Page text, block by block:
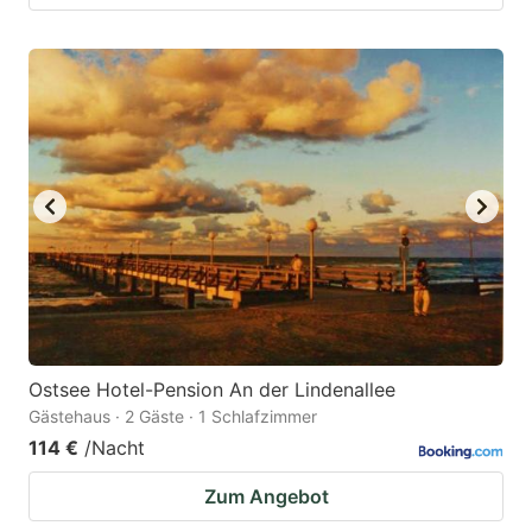
Ostsee Hotel-Pension An der Lindenallee
Gästehaus · 2 Gäste · 1 Schlafzimmer
114 € /Nacht
Zum Angebot